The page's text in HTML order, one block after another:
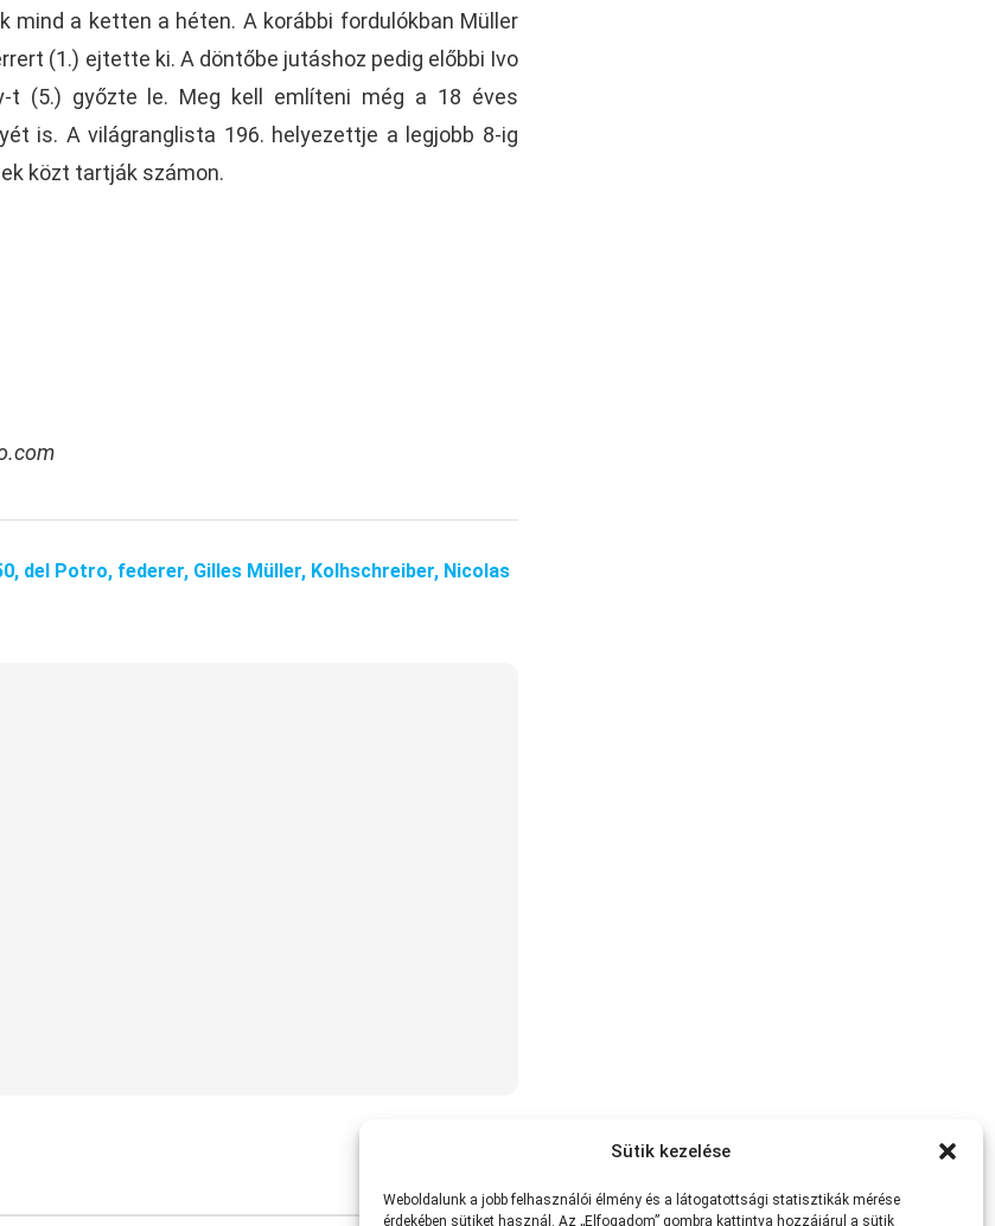
Sütik kezelése
Weboldalunk a jobb felhasználói élmény és a látogatottsági statisztikák mérése
érdekében sütiket használ. Az „Elfogadom” gombra kattintva hozzájárul a sütik
mind a ketten a héten. A korábbi fordulókban Müller
(1.) ejtette ki. A döntőbe jutáshoz pedig előbbi Ivo
t (5.) győzte le. Meg kell említeni még a 18 éves
is. A világranglista 196. helyezettje a legjobb 8-ig
közt tartják számon.
del Potro, federer, Gilles Müller, Kolhschreiber, Nicolas